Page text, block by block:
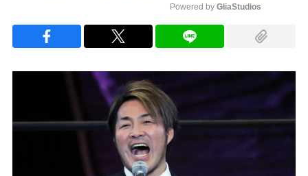
Powered by GliaStudios